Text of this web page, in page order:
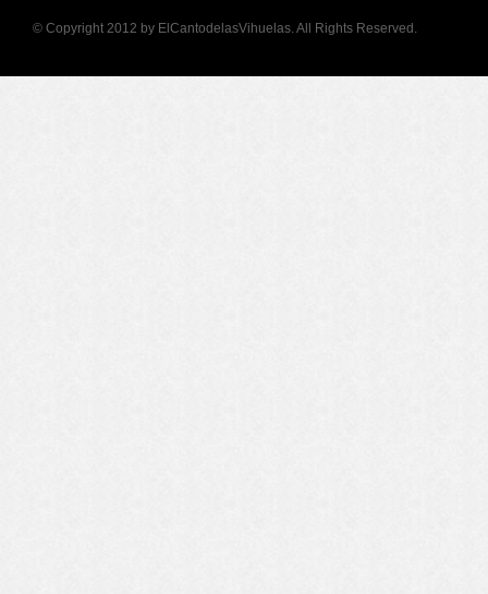
© Copyright 2012 by ElCantodelasVihuelas. All Rights Reserved.